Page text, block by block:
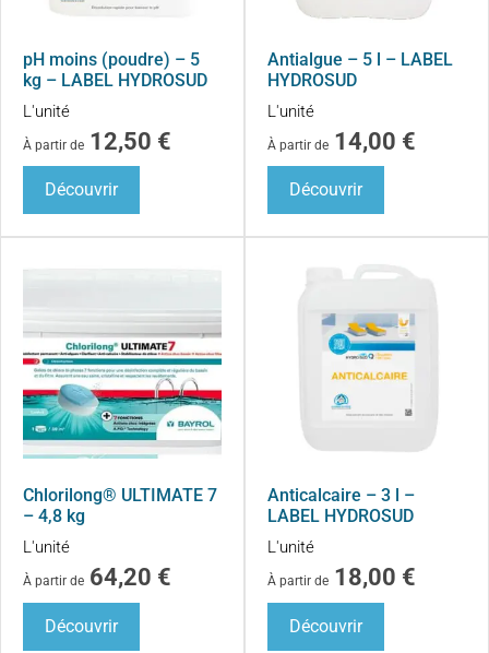
pH moins (poudre) – 5
kg – LABEL HYDROSUD
L'unité
À partir de 12,50 €
Découvrir
Antialgue – 5 l – LABEL
HYDROSUD
L'unité
À partir de 14,00 €
Découvrir
Chlorilong® ULTIMATE 7
– 4,8 kg
L'unité
À partir de 64,20 €
Découvrir
Anticalcaire – 3 l –
LABEL HYDROSUD
L'unité
À partir de 18,00 €
Découvrir